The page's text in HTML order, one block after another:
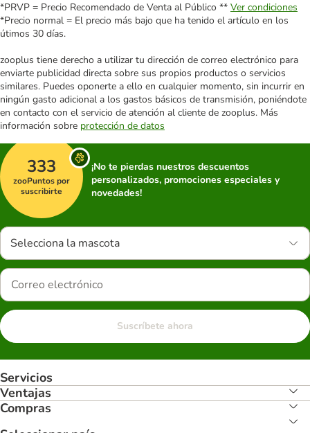
*PRVP = Precio Recomendado de Venta al Público ** Ver condiciones
*Precio normal = El precio más bajo que ha tenido el artículo en los
útimos 30 días.
zooplus tiene derecho a utilizar tu dirección de correo electrónico para
enviarte publicidad directa sobre sus propios productos o servicios
similares. Puedes oponerte a ello en cualquier momento, sin incurrir en
ningún gasto adicional a los gastos básicos de transmisión, poniéndote
en contacto con el servicio de atención al cliente de zooplus. Más
información sobre protección de datos
333
zooPuntos por
suscribirte
¡No te pierdas nuestros descuentos
personalizados, promociones especiales y
novedades!
Selecciona la mascota
Suscríbete ahora
Servicios
Ventajas
Compras